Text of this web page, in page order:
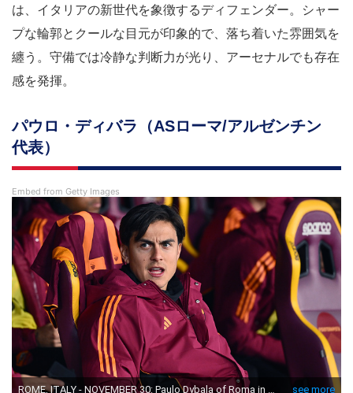
は、イタリアの新世代を象徴するディフェンダー。シャー
プな輪郭とクールな目元が印象的で、落ち着いた雰囲気を
纏う。守備では冷静な判断力が光り、アーセナルでも存在
感を発揮。
パウロ・ディバラ（ASローマ/アルゼンチン
代表）
Embed from Getty Images